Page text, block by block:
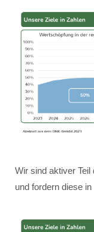
Wir sind aktiver
und fordern diese